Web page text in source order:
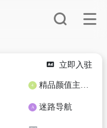
立即入驻
精品颜值主播定制
迷路导航